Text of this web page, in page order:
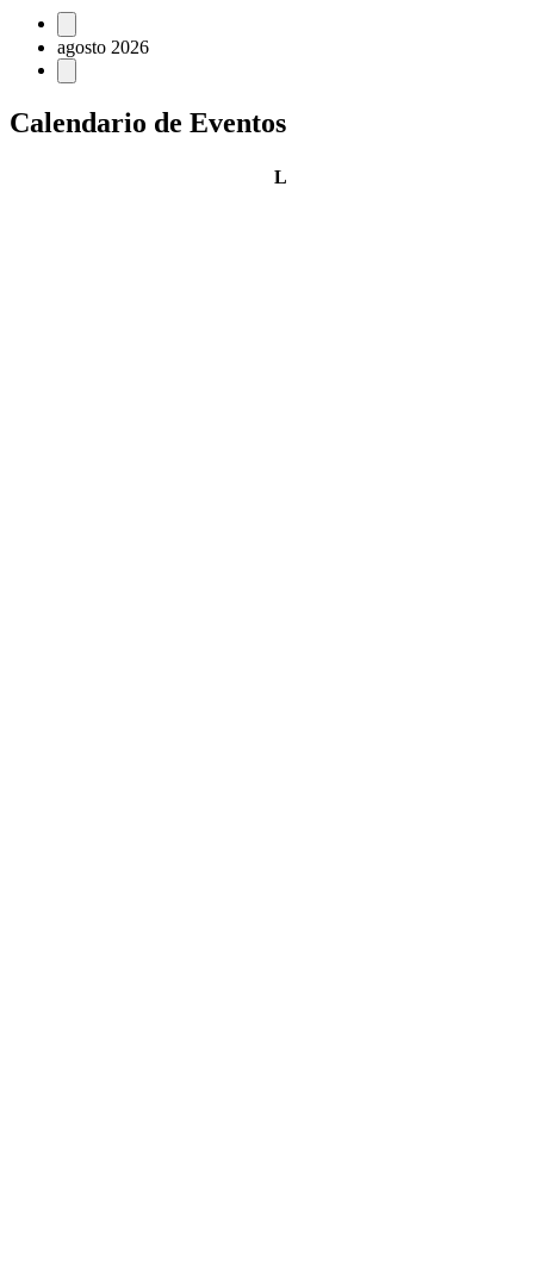
Eventos
agosto 2026
Calendario de Eventos
Llunes